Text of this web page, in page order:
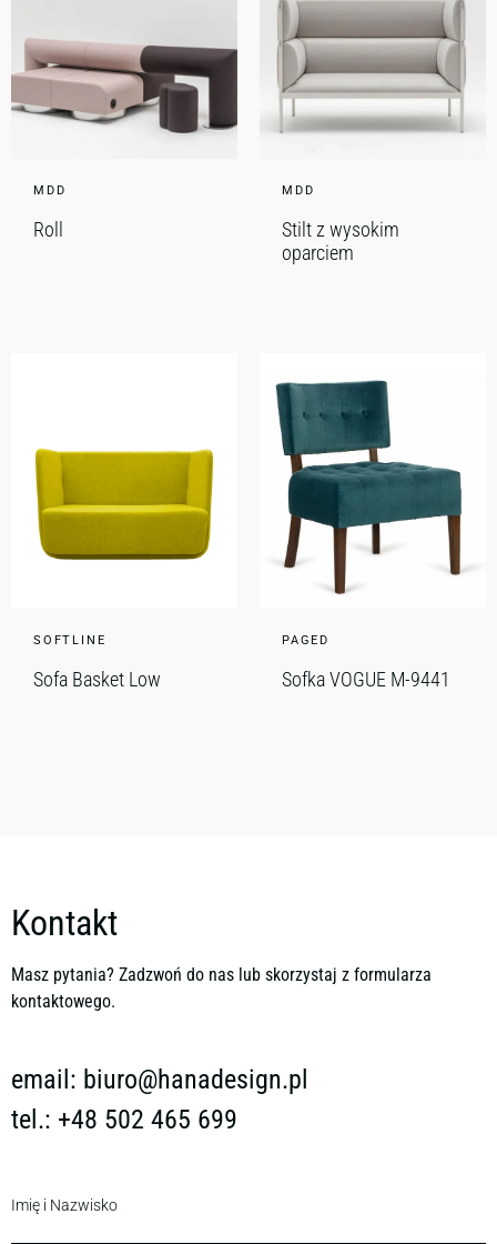
MDD
Roll
MDD
Stilt z wysokim
oparciem
SOFTLINE
Sofa Basket Low
PAGED
Sofka VOGUE M-9441
Kontakt
Masz pytania? Zadzwoń do nas lub skorzystaj z formularza
kontaktowego.
email: biuro@hanadesign.pl
tel.: +48 502 465 699